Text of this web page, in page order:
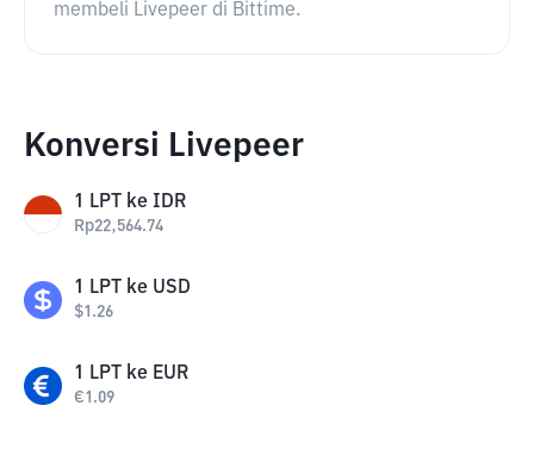
membeli Livepeer di Bittime.
Konversi Livepeer
1 LPT ke IDR
Rp22,564.74
1 LPT ke USD
$1.26
1 LPT ke EUR
€1.09